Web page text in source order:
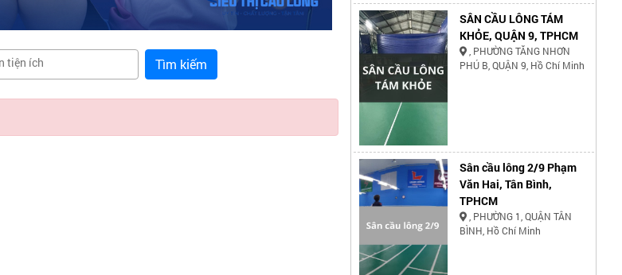
Tìm kiếm
SÂN CẦU LÔNG TÁM
KHỎE, QUẬN 9, TPHCM
, PHƯỜNG TĂNG NHƠN
PHÚ B, QUẬN 9, Hồ Chí Minh
Sân cầu lông 2/9 Phạm
Văn Hai, Tân Bình,
TPHCM
, PHƯỜNG 1, QUẬN TÂN
BÌNH, Hồ Chí Minh